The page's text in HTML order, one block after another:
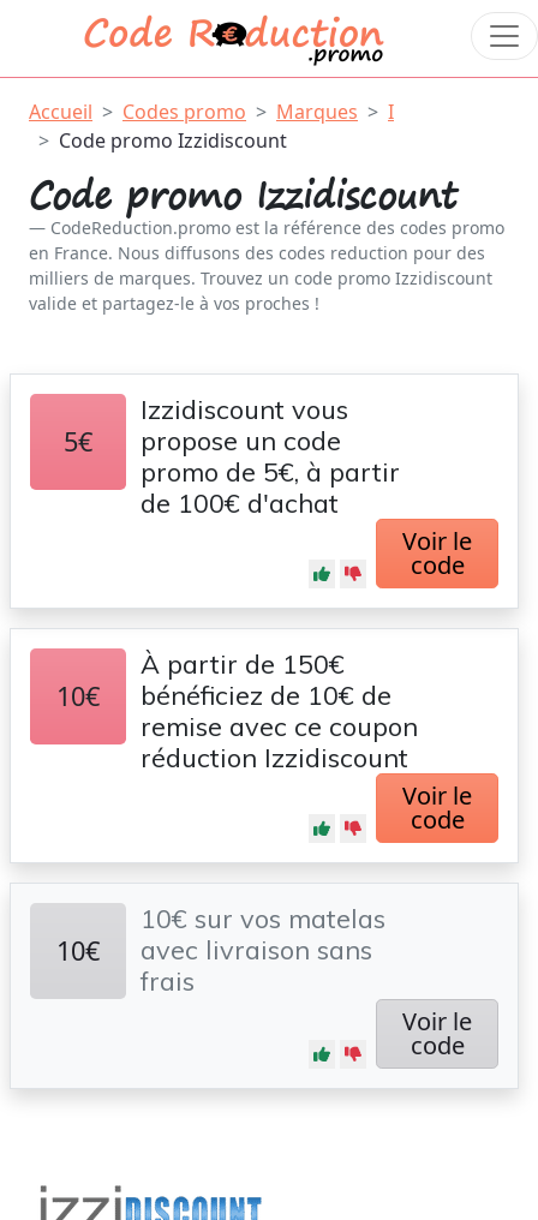
Accueil Codes promo Marques
I
Code promo Izzidiscount
Code promo Izzidiscount
CodeReduction.promo est la référence des codes promo
en France. Nous diffusons des codes reduction pour des
milliers de marques. Trouvez un code promo Izzidiscount
valide et partagez-le à vos proches !
5€
Izzidiscount vous
propose un code
promo de 5€, à partir
de 100€ d'achat
Voir le
code
10€
À partir de 150€
bénéficiez de 10€ de
remise avec ce coupon
réduction Izzidiscount
Voir le
code
10€
10€ sur vos matelas
avec livraison sans
frais
Voir le
code